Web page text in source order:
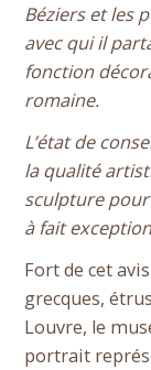
Béziers et les
avec qui il
fonction
romaine.
L’état de
la qualité
sculpture
à fait
Fort de cet
grecques,
Louvre, le
portrait